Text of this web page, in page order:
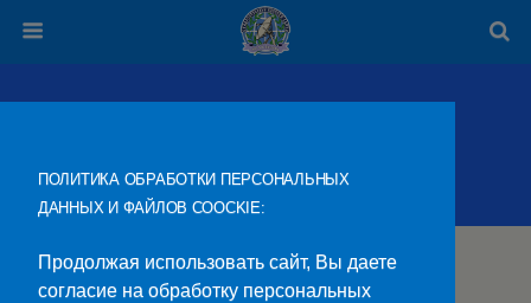
ПОЛИТИКА ОБРАБОТКИ ПЕРСОНАЛЬНЫХ
ДАННЫХ И ФАЙЛОВ COOCKIE:
Продолжая использовать сайт, Вы даете
согласие на обработку персональных